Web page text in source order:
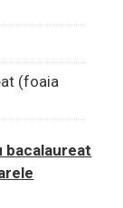
(foaia
bacalaureat